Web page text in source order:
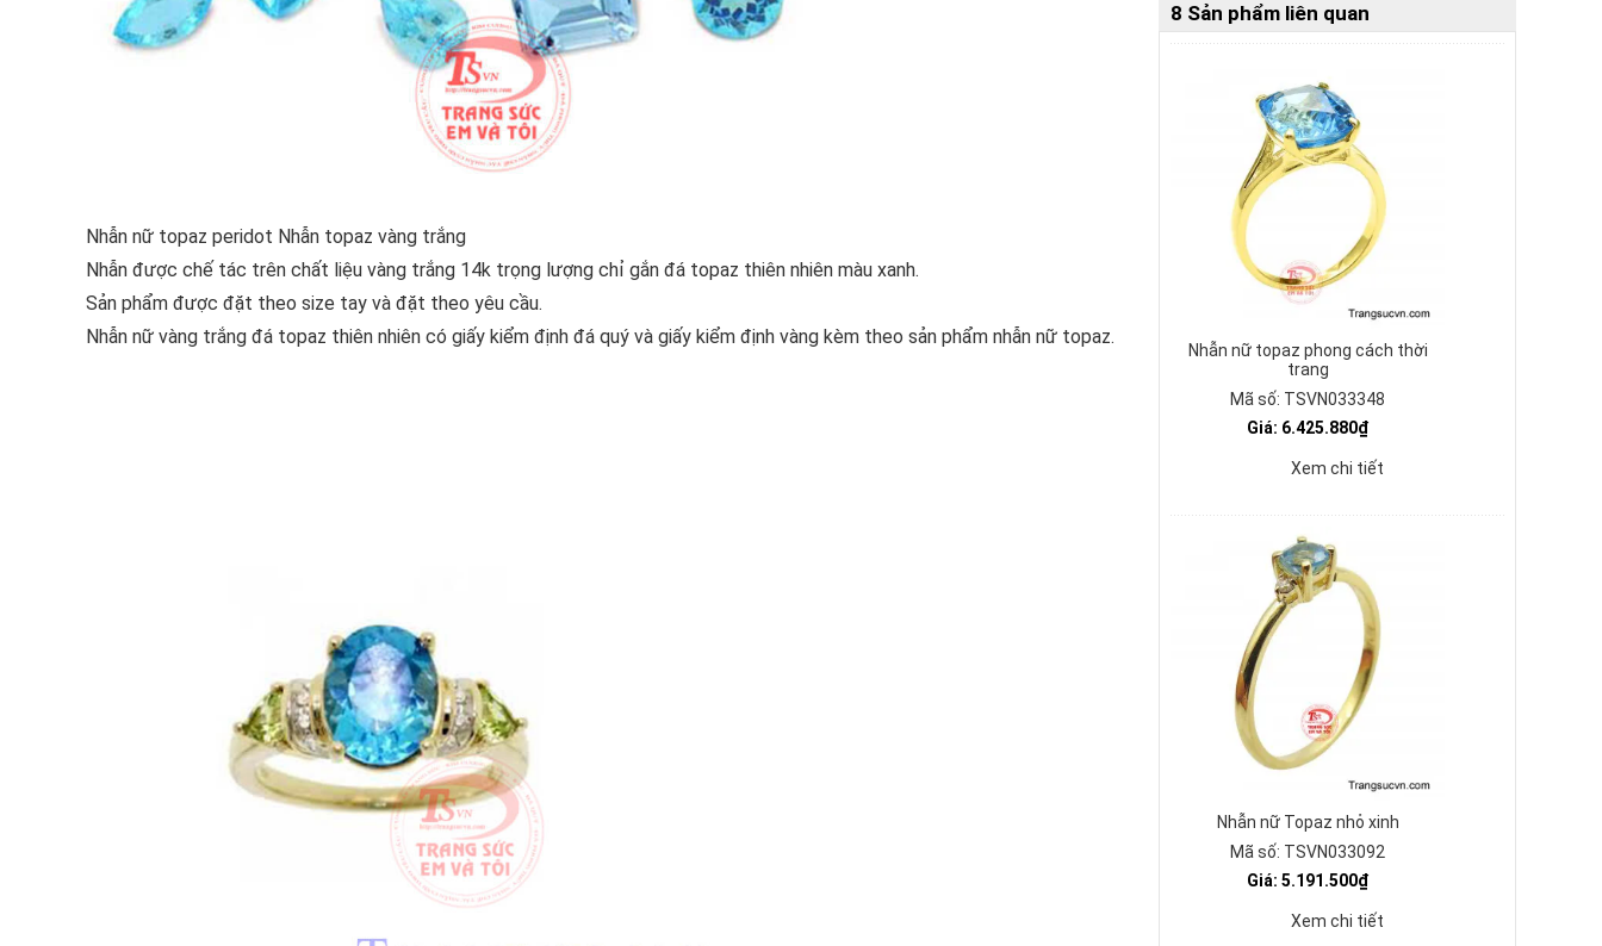
Nhẫn nữ topaz peridot Nhẫn topaz vàng trắng
Nhẫn được chế tác trên chất liệu vàng trắng 14k trọng lượng chỉ gắn đá topaz thiên nhiên màu xanh.
Sản phẩm được đặt theo size tay và đặt theo yêu cầu.
Nhẫn nữ vàng trắng đá topaz thiên nhiên có giấy kiểm định đá quý và giấy kiểm định vàng kèm theo sản phẩm nhẫn nữ topaz.
8 Sản phẩm liên quan
Nhẫn nữ topaz phong cách thời
trang
Mã số: TSVN033348
Giá: 6.425.880₫
Xem chi tiết
Nhẫn nữ Topaz nhỏ xinh
Mã số: TSVN033092
Giá: 5.191.500₫
Xem chi tiết